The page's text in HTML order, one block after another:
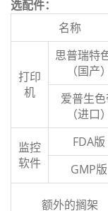
选配件：
名称
打印
机
思普瑞特
（国产）
爱普生
（进口）
监控
软件
FDA版
GMP版
额外的搁架